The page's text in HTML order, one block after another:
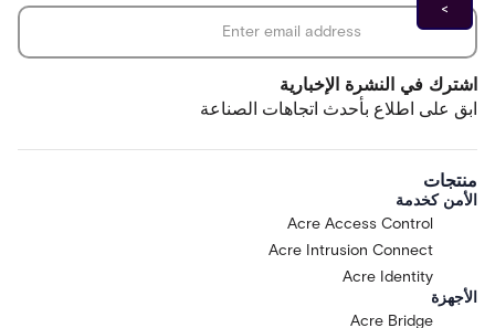
اشترك في النشرة الإخبارية
ابق على اطلاع بأحدث اتجاهات الصناعة
منتجات
الأمن كخدمة
Acre Access Control
Acre Intrusion Connect
Acre Identity
الأجهزة
Acre Bridge